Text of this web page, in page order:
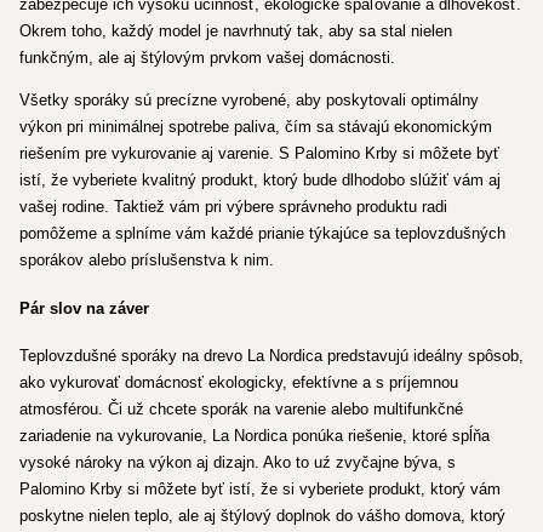
zabezpečuje ich vysokú účinnosť, ekologické spaľovanie a dlhovekosť.
Okrem toho, každý model je navrhnutý tak, aby sa stal nielen
funkčným, ale aj štýlovým prvkom vašej domácnosti.
Všetky sporáky sú precízne vyrobené, aby poskytovali optimálny
výkon pri minimálnej spotrebe paliva, čím sa stávajú ekonomickým
riešením pre vykurovanie aj varenie. S Palomino Krby si môžete byť
istí, že vyberiete kvalitný produkt, ktorý bude dlhodobo slúžiť vám aj
vašej rodine. Taktiež vám pri výbere správneho produktu radi
pomôžeme a splníme vám každé prianie týkajúce sa teplovzdušných
sporákov alebo príslušenstva k nim.
Pár slov na záver
Teplovzdušné sporáky na drevo La Nordica predstavujú ideálny spôsob,
ako vykurovať domácnosť ekologicky, efektívne a s príjemnou
atmosférou. Či už chcete sporák na varenie alebo multifunkčné
zariadenie na vykurovanie, La Nordica ponúka riešenie, ktoré spĺňa
vysoké nároky na výkon aj dizajn. Ako to uź zvyčajne býva, s
Palomino Krby si môžete byť istí, že si vyberiete produkt, ktorý vám
poskytne nielen teplo, ale aj štýlový doplnok do vášho domova, ktorý